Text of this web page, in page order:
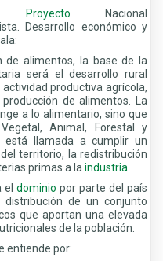
Proyecto Nacional
Desarrollo económico y
de alimentos, la base de la
será el desarrollo rural
productiva agrícola,
de alimentos. La
a lo alimentario, sino que
Animal, Forestal y
está llamada a cumplir un
territorio, la redistribución
primas a la industria
el dominio por parte del país
de un conjunto
que aportan una elevada
de la población.
entiende por: